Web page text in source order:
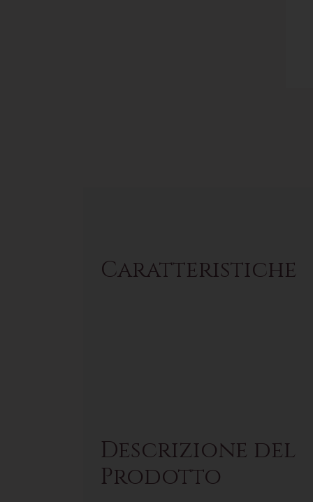
Caratteristiche
Descrizione del
Prodotto